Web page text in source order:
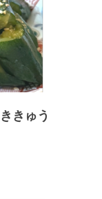
きゅう